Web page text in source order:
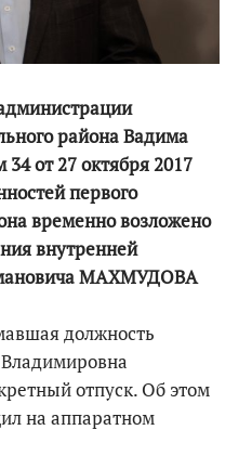
района Вадима
от 27 октября 2017
первого
временно возложено
внутренней
МАХМУДОВА
должность
отпуск. Об этом
на аппаратном